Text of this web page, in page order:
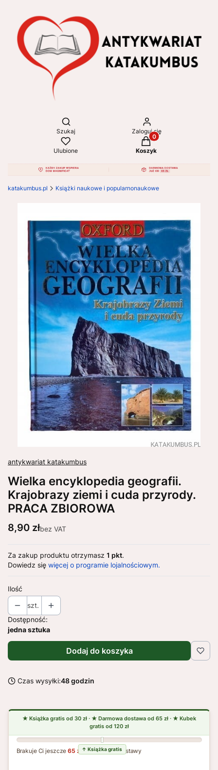
Otwórz wyszukiwarkę
Szukaj Zaloguj się
Ulubione
Produkty w koszyku:
Koszyk
katakumbus.pl Książki naukowe i popularnonaukowe
antykwariat katakumbus
Wielka encyklopedia geografii.
Krajobrazy ziemi i cuda przyrody.
PRACA ZBIOROWA
Cena
8,90 złbez VAT
Za zakup produktu otrzymasz 1 pkt.
Dowiedz się więcej o programie lojalnościowym.
Ilość
szt.
Dostępność:
jedna sztuka
Dodaj do koszyka
Czas wysyłki:48 godzin
Brakuje Ci jeszcze65 zł do darmowej dostawy